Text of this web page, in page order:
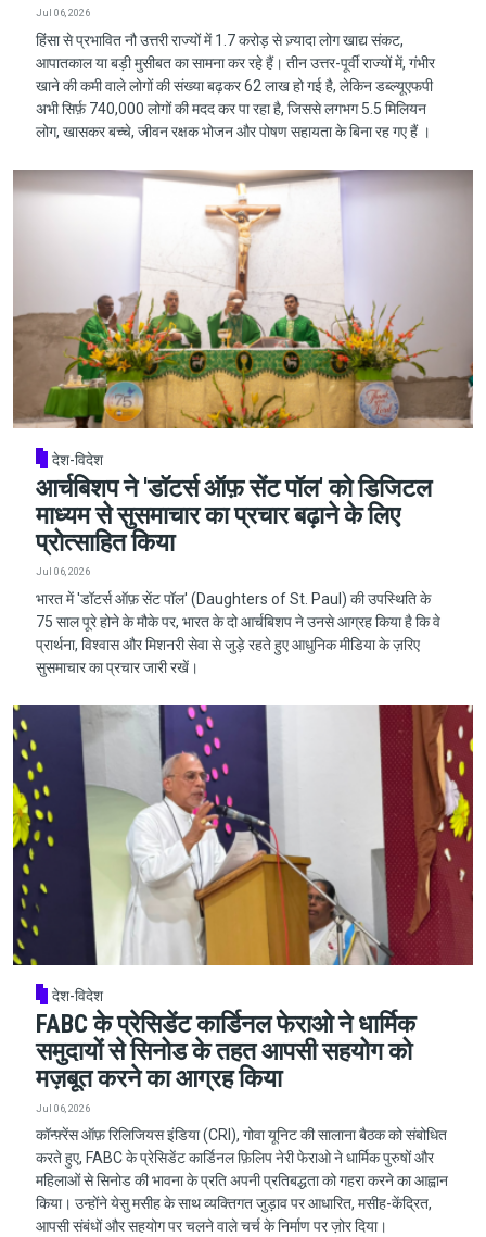
Jul 06, 2026
हिंसा से प्रभावित नौ उत्तरी राज्यों में 1.7 करोड़ से ज़्यादा लोग खाद्य संकट,
आपातकाल या बड़ी मुसीबत का सामना कर रहे हैं। तीन उत्तर-पूर्वी राज्यों में, गंभीर
खाने की कमी वाले लोगों की संख्या बढ़कर 62 लाख हो गई है, लेकिन डब्ल्यूएफपी
अभी सिर्फ़ 740,000 लोगों की मदद कर पा रहा है, जिससे लगभग 5.5 मिलियन
लोग, खासकर बच्चे, जीवन रक्षक भोजन और पोषण सहायता के बिना रह गए हैं ।
देश-विदेश
आर्चबिशप ने 'डॉटर्स ऑफ़ सेंट पॉल' को डिजिटल
माध्यम से सुसमाचार का प्रचार बढ़ाने के लिए
प्रोत्साहित किया
Jul 06, 2026
भारत में 'डॉटर्स ऑफ़ सेंट पॉल' (Daughters of St. Paul) की उपस्थिति के
75 साल पूरे होने के मौके पर, भारत के दो आर्चबिशप ने उनसे आग्रह किया है कि वे
प्रार्थना, विश्वास और मिशनरी सेवा से जुड़े रहते हुए आधुनिक मीडिया के ज़रिए
सुसमाचार का प्रचार जारी रखें।
देश-विदेश
FABC के प्रेसिडेंट कार्डिनल फेराओ ने धार्मिक
समुदायों से सिनोड के तहत आपसी सहयोग को
मज़बूत करने का आग्रह किया
Jul 06, 2026
कॉन्फ़्रेंस ऑफ़ रिलिजियस इंडिया (CRI), गोवा यूनिट की सालाना बैठक को संबोधित
करते हुए, FABC के प्रेसिडेंट कार्डिनल फ़िलिप नेरी फेराओ ने धार्मिक पुरुषों और
महिलाओं से सिनोड की भावना के प्रति अपनी प्रतिबद्धता को गहरा करने का आह्वान
किया। उन्होंने येसु मसीह के साथ व्यक्तिगत जुड़ाव पर आधारित, मसीह-केंद्रित,
आपसी संबंधों और सहयोग पर चलने वाले चर्च के निर्माण पर ज़ोर दिया।